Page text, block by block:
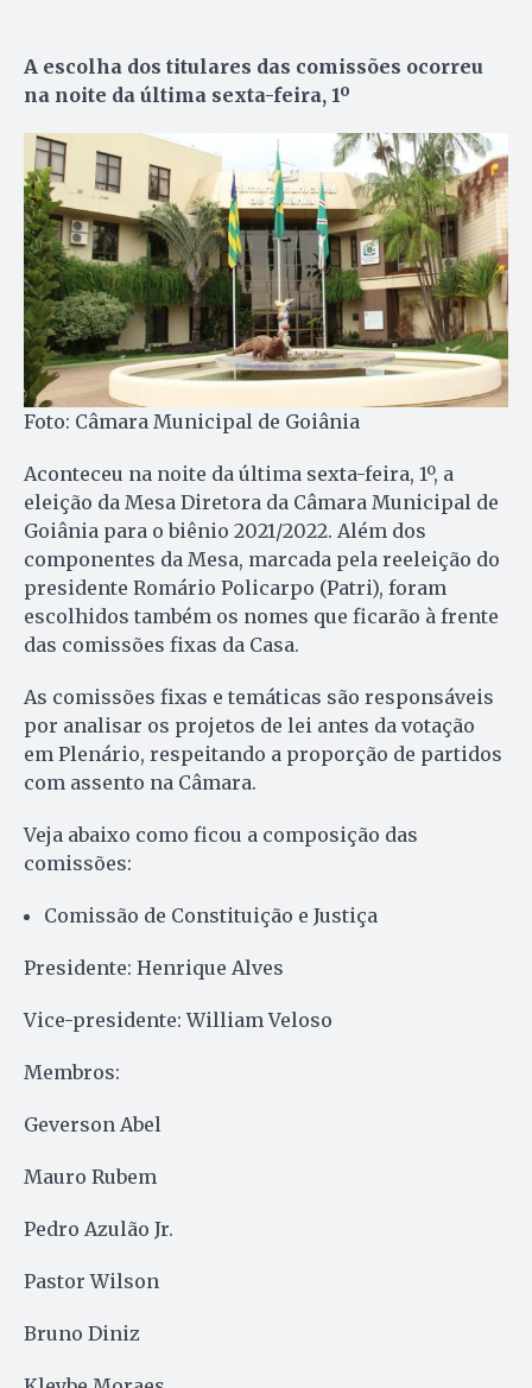
A escolha dos titulares das comissões ocorreu
na noite da última sexta-feira, 1º
Foto: Câmara Municipal de Goiânia
Aconteceu na noite da última sexta-feira, 1º, a
eleição da Mesa Diretora da Câmara Municipal de
Goiânia para o biênio 2021/2022. Além dos
componentes da Mesa, marcada pela reeleição do
presidente Romário Policarpo (Patri), foram
escolhidos também os nomes que ficarão à frente
das comissões fixas da Casa.
As comissões fixas e temáticas são responsáveis
por analisar os projetos de lei antes da votação
em Plenário, respeitando a proporção de partidos
com assento na Câmara.
Veja abaixo como ficou a composição das
comissões:
Comissão de Constituição e Justiça
Presidente: Henrique Alves
Vice-presidente: William Veloso
Membros:
Geverson Abel
Mauro Rubem
Pedro Azulão Jr.
Pastor Wilson
Bruno Diniz